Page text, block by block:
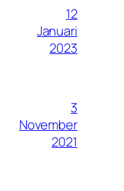
12
Januari
2023
3
November
2021